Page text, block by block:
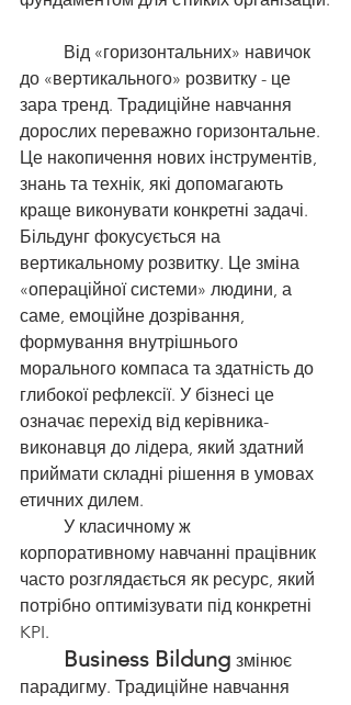
до «вертикального» розвитку - це
зара тренд. Традиційне навчання
дорослих переважно горизонтальне.
Це накопичення нових інструментів,
знань та технік, які допомагають
краще виконувати конкретні задачі.
Більдунг фокусується на
вертикальному розвитку. Це зміна
«операційної системи» людини, а
саме, емоційне дозрівання,
формування внутрішнього
морального компаса та здатність до
глибокої рефлексії. У бізнесі це
означає перехід від керівника-
виконавця до лідера, який здатний
приймати складні рішення в умовах
етичних дилем.
корпоративному навчанні працівник
часто розглядається як ресурс, який
потрібно оптимізувати під конкретні
KPI.
	Business Bildung
змінює
парадигму. Традиційне навчання